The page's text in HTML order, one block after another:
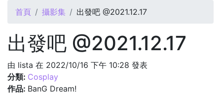
您在這裡
首頁 攝影集 出發吧 @2021.12.17
出發吧 @2021.12.17
由 lista 在 2022/10/16 下午 10:28 發表
分類: Cosplay
作品: BanG Dream!